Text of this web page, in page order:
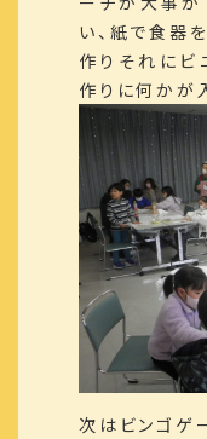
い、紙で食器を
作りそれにビ
作りに何かが
次はビンゴゲ